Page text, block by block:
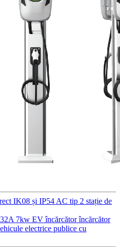
IK08 și IP54 AC tip 2 stație de
7kw EV încărcător încărcător
electrice publice cu